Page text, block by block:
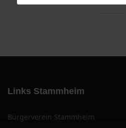
Links Stammheim
Bürgerverein Stammheim